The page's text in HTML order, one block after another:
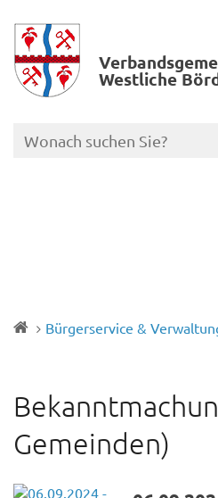
Westliche
Bürgerservice &
Gemeinden)